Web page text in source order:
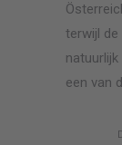
terwijl de
een van